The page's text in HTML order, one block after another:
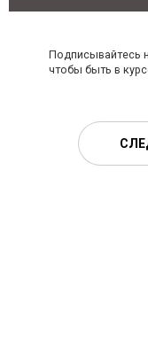
Подписывайтесь
чтобы быть в